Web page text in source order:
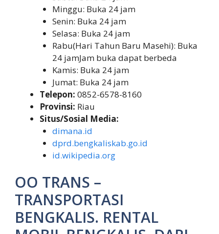
Minggu: Buka 24 jam
Senin: Buka 24 jam
Selasa: Buka 24 jam
Rabu(Hari Tahun Baru Masehi): Buka
24 jamJam buka dapat berbeda
Kamis: Buka 24 jam
Jumat: Buka 24 jam
Telepon: 0852-6578-8160
Provinsi: Riau
Situs/Sosial Media:
dimana.id
dprd.bengkaliskab.go.id
id.wikipedia.org
OO TRANS –
TRANSPORTASI
BENGKALIS. RENTAL